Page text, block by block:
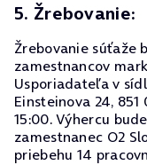
5. Žrebovanie:
Žrebovanie súťaže
zamestnancov
Usporiadateľa v
Einsteinova 24,
15:00. Výhercu
zamestnanec O2
priebehu 14